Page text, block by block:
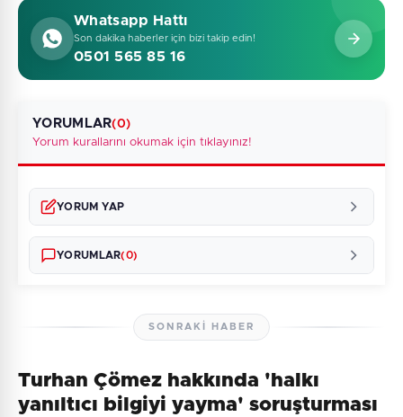
Whatsapp Hattı
Son dakika haberler için bizi takip edin!
0501 565 85 16
YORUMLAR(0)
Yorum kurallarını okumak için tıklayınız!
YORUM YAP
YORUMLAR(0)
Henüz yorum yapılmamış. İlk yorumu siz yapın!
SONRAKI HABER
Turhan Çömez hakkında 'halkı
yanıltıcı bilgiyi yayma' soruşturması